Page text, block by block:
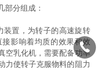
部分组成：
装置，为转子的高速旋转
影响着均质的效果和效
空乳化机，需要配备功率
力使转子克服物料的阻力